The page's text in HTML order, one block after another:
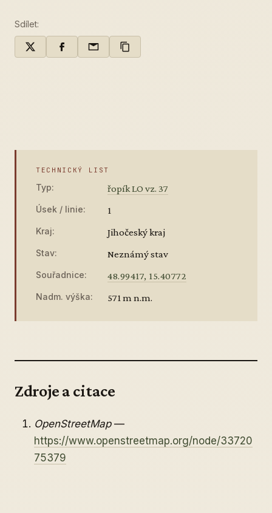
Sdílet:
TECHNICKÝ LIST
Typ: řopík LO vz. 37
Úsek / linie: 1
Kraj: Jihočeský kraj
Stav: Neznámý stav
Souřadnice: 48.99417, 15.40772
Nadm. výška: 571 m n.m.
Zdroje a citace
OpenStreetMap—
https://www.openstreetmap.org/node/33720
75379